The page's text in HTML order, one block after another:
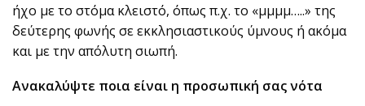
ήχο με το στόμα κλειστό, όπως π.χ. το «μμμμ…..» της
δεύτερης φωνής σε εκκλησιαστικούς ύμνους ή ακόμα
και με την απόλυτη σιωπή.
Ανακαλύψτε ποια είναι η προσωπική σας νότα